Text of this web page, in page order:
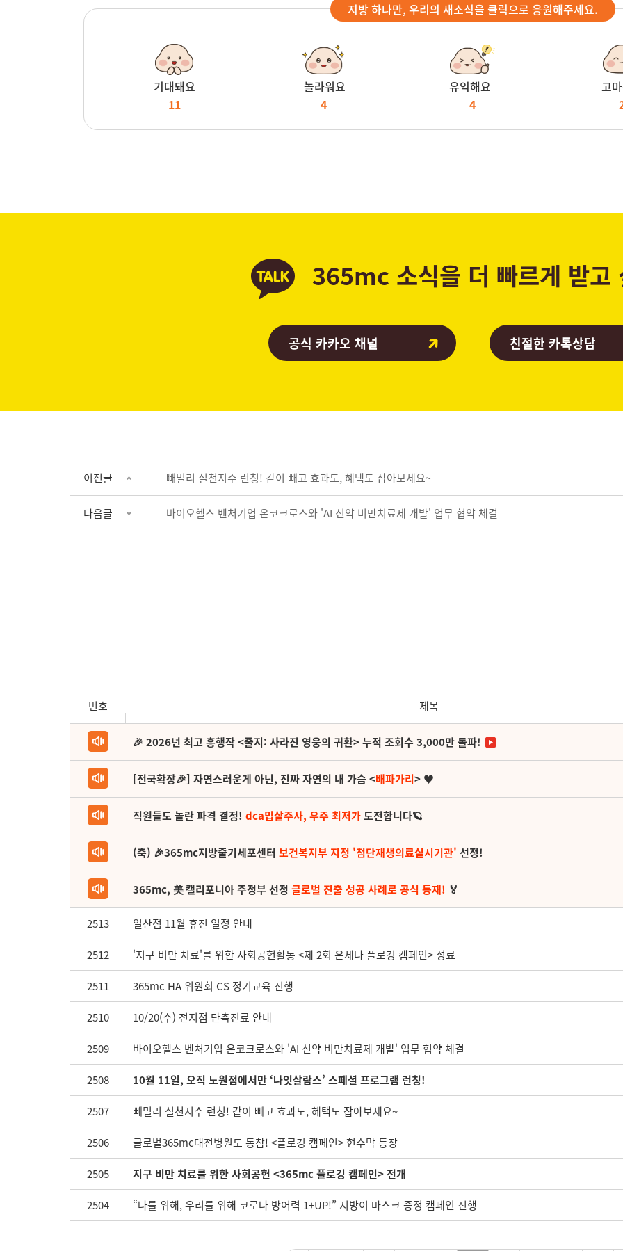
지방 하나만, 우리의 새소식을 클릭으로 응원해주세요.
기대돼요
11
놀라워요
4
유익해요
4
고
365mc 소식을 더 빠르게 받고
공식 카카오 채널 친절한 카톡상담
이전글 빼밀리 실천지수 런칭! 같이 빼고 효과도, 혜택도 잡아보세요~
다음글 바이오헬스 벤처기업 온코크로스와 'AI 신약 비만치료제 개발' 업무 협약 체결
번호 제목
🎉 2026년 최고 흥행작 <줄지: 사라진 영웅의 귀환> 누적 조회수 3,000만 돌파!
[전국확장🎉] 자연스러운게 아닌, 진짜 자연의 내 가슴 <배파가리> ♥
직원들도 놀란 파격 결정! dca밉살주사, 우주 최저가도전합니다🪐
(축) 🎉365mc지방줄기세포센터 보건복지부 지정 '첨단재생의료실시기관' 선정!
365mc, 美 캘리포니아 주정부 선정 글로벌 진출 성공 사례로 공식 등재! 🏅
2513 일산점 11월 휴진 일정 안내
2512 '지구 비만 치료'를 위한 사회공헌활동 <제 2회 온세나 플로깅 캠페인> 성료
2511 365mc HA 위원회 CS 정기교육 진행
2510 10/20(수) 전지점 단축진료 안내
2509 바이오헬스 벤처기업 온코크로스와 'AI 신약 비만치료제 개발' 업무 협약 체결
2508 10월 11일, 오직 노원점에서만 ‘나잇살람스’ 스페셜 프로그램 런칭!
2507 빼밀리 실천지수 런칭! 같이 빼고 효과도, 혜택도 잡아보세요~
2506 글로벌365mc대전병원도 동참! <플로깅 캠페인> 현수막 등장
2505 지구 비만 치료를 위한 사회공헌 <365mc 플로깅 캠페인> 전개
2504 “나를 위해, 우리를 위해 코로나 방어력 1+UP!” 지방이 마스크 증정 캠페인 진행